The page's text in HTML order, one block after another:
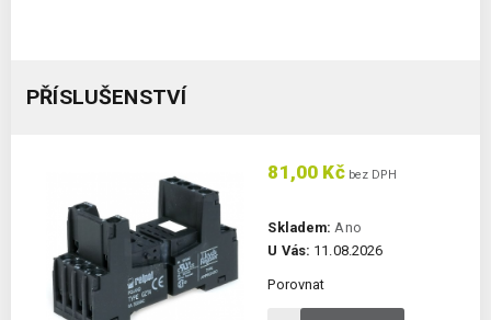
PŘÍSLUŠENSTVÍ
81,00 Kčbez DPH
Skladem: Ano
U Vás: 11.08.2026
Porovnat